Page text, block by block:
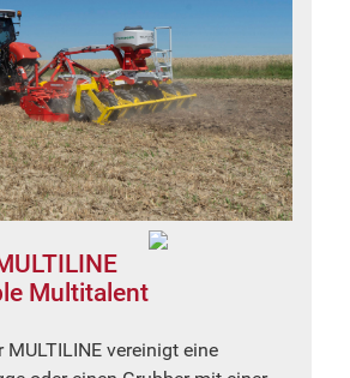
Multitalent
MULTILINE vereinigt eine